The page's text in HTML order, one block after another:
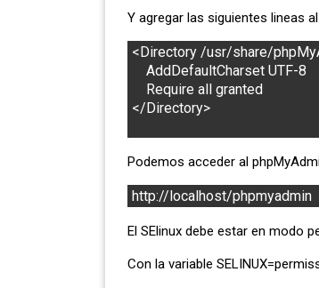
Y agregar las siguientes lineas
<Directory /usr/share/
</Directory>
Podemos acceder al
http://localhost/phpmyadmin
El SElinux debe estar en modo
Con la variable